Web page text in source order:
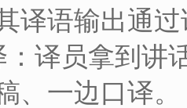
译语输出通
译员拿到讲
、一边口译。